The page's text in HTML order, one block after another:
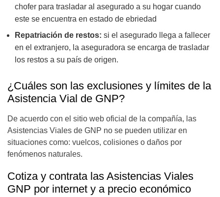
chofer para trasladar al asegurado a su hogar cuando
este se encuentra en estado de ebriedad
Repatriación de restos: si el asegurado llega a fallecer
en el extranjero, la aseguradora se encarga de trasladar
los restos a su país de origen.
¿Cuáles son las exclusiones y límites de la
Asistencia Vial de GNP?
De acuerdo con el sitio web oficial de la compañía, las
Asistencias Viales de GNP no se pueden utilizar en
situaciones como: vuelcos, colisiones o daños por
fenómenos naturales.
Cotiza y contrata las Asistencias Viales
GNP por internet y a precio económico